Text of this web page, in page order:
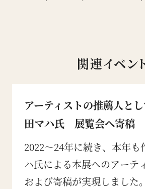
関連イベン
アーティストの推薦人と
田マハ氏 展覧会へ寄稿
2022〜24年に続き、本年も
ハ氏による本展へのアーテ
および寄稿が実現しました